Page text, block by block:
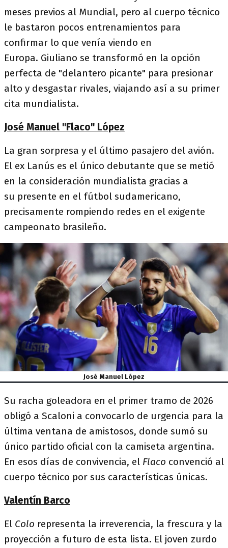
meses previos al Mundial, pero al cuerpo técnico
le bastaron pocos entrenamientos para
confirmar lo que venía viendo en
Europa. Giuliano se transformó en la opción
perfecta de "delantero picante" para presionar
alto y desgastar rivales, viajando así a su primer
cita mundialista.
José Manuel "Flaco" López
La gran sorpresa y el último pasajero del avión.
El ex Lanús es el único debutante que se metió
en la consideración mundialista gracias a
su presente en el fútbol sudamericano,
precisamente rompiendo redes en el exigente
campeonato brasileño.
José Manuel López
Su racha goleadora en el primer tramo de 2026
obligó a Scaloni a convocarlo de urgencia para la
última ventana de amistosos, donde sumó su
único partido oficial con la camiseta argentina.
En esos días de convivencia, el Flaco convenció al
cuerpo técnico por sus características únicas.
Valentín Barco
El Colo representa la irreverencia, la frescura y la
proyección a futuro de esta lista. El joven zurdo